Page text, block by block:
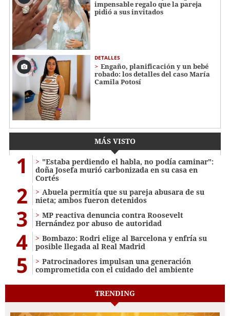
impensable regalo que la pareja
pidió a sus invitados
DETALLES
Engaño, planificación y un bebé
robado: los detalles del caso María
Camila Potosí
MÁS VISTO
1
"Estaba perdiendo el habla, no podía caminar":
doña Josefa murió carbonizada en su casa en
Cortés
2
Abuela permitía que su pareja abusara de su
nieta; ambos fueron detenidos
3
MP reactiva denuncia contra Roosevelt
Hernández por abuso de autoridad
4
Bombazo: Rodri elige al Barcelona y enfría su
posible llegada al Real Madrid
5
Patrocinadores impulsan una generación
comprometida con el cuidado del ambiente
TRENDING